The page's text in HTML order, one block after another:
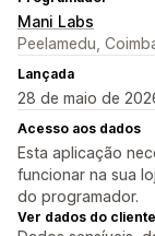
Mani Labs
Peelamedu,
Lançada
28 de maio de
Acesso aos dados
Esta aplicação
funcionar na sua
do programador.
Ver dados do